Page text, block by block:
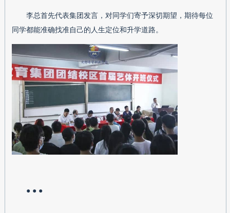
李总首先代表集团发言，对同学们寄予深切期望，期待每位
同学都能准确找准自己的人生定位和升学道路。
● ● ●